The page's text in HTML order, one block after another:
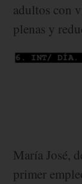
adultos con
plenas y
María José,
primer